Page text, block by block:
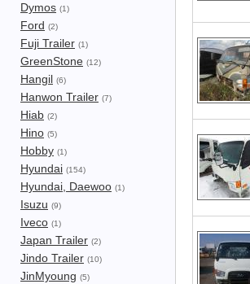
Dymos (1)
Ford (2)
Fuji Trailer (1)
GreenStone (12)
Hangil (6)
Hanwon Trailer (7)
Hiab (2)
Hino (5)
Hobby (1)
Hyundai (154)
Hyundai, Daewoo (1)
Isuzu (9)
Iveco (1)
Japan Trailer (2)
Jindo Trailer (10)
JinMyoung (5)